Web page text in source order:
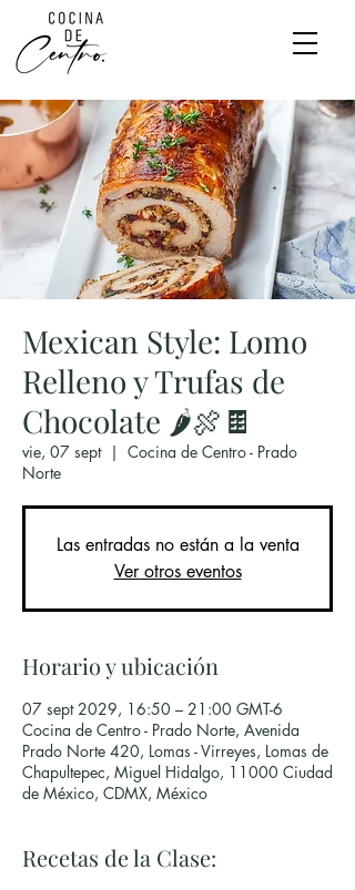
Mexican Style: Lomo
Relleno y Trufas de
Chocolate 🌶️🍖🍫
vie, 07 sept
  |
Cocina de Centro - Prado
Norte
Las entradas no están a la venta
Ver otros eventos
Horario y ubicación
07 sept 2029, 16:50 – 21:00 GMT-6
Cocina de Centro - Prado Norte, Avenida
Prado Norte 420, Lomas - Virreyes, Lomas de
Chapultepec, Miguel Hidalgo, 11000 Ciudad
de México, CDMX, México
Recetas de la Clase: